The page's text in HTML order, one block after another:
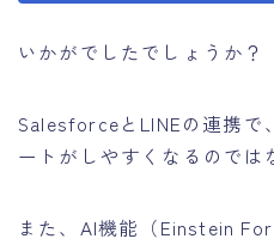
いかがでしたでしょうか？
SalesforceとLINEの連携で
ートがしやすくなるのでは
また、AI機能（Einstein